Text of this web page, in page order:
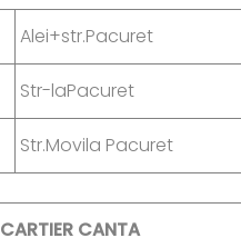
Alei+str.Pacuret
Str-laPacuret
Str.Movila Pacuret
CARTIER CANTA